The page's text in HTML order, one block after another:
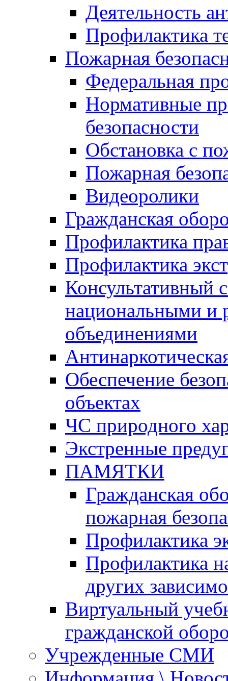
Деятельность
Профилактика
Пожарная
Федеральная
Нормативные
безопасности
Обстановка с
Пожарная
Видеоролики
Гражданская
Профилактика
Профилактика
Консультативный
национальными и
объединениями
Обеспечение
объектах
ЧС природного
Экстренные
ПАМЯТКИ
Гражданская
пожарная
Профилактика
Профилактика
других
Виртуальный
гражданской
Учрежденные СМИ